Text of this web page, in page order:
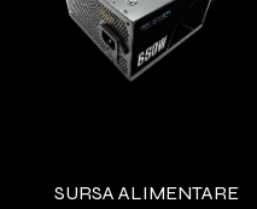
SURSA ALIMENTARE